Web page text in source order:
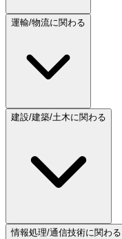
運輸/物流に関わる
建設/建築/土木に関わる
情報処理/通信技術に関わる